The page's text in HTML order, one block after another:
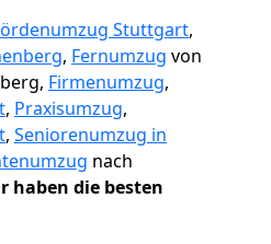
Stuttgart,
, Fernumzug von
Firmenumzug,
, Praxisumzug,
, Seniorenumzug in
nach
haben die besten